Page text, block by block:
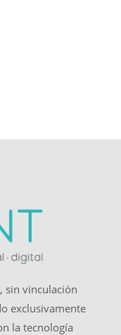
sin vinculación
exclusivamente
la tecnología